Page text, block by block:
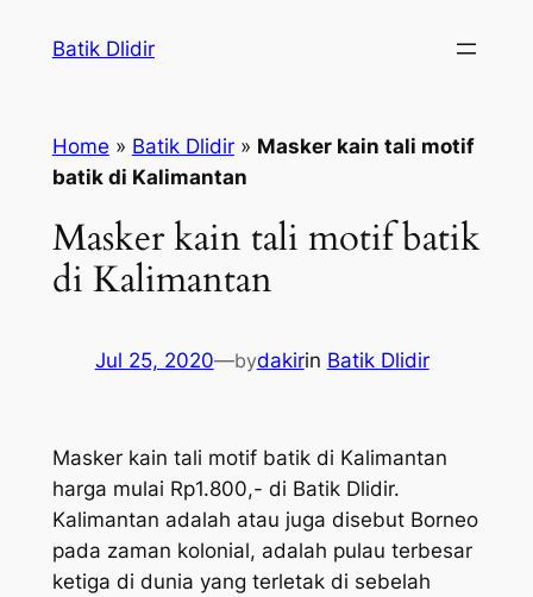
Batik Dlidir
Home » Batik Dlidir» Masker kain tali motif
batik di Kalimantan
Masker kain tali motif batik
di Kalimantan
Jul 25, 2020—bydakirin Batik Dlidir
Masker kain tali motif batik di Kalimantan
harga mulai Rp1.800,- di Batik Dlidir.
Kalimantan adalah atau juga disebut Borneo
pada zaman kolonial, adalah pulau terbesar
ketiga di dunia yang terletak di sebelah